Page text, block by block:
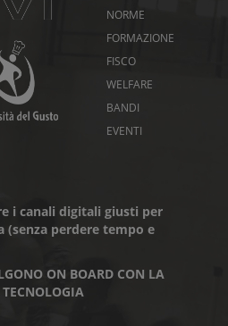
NORME
FORMAZIONE
FISCO
WELFARE
BANDI
EVENTI
i canali digitali giusti per
(senza perdere tempo e
ON BOARD CON LA